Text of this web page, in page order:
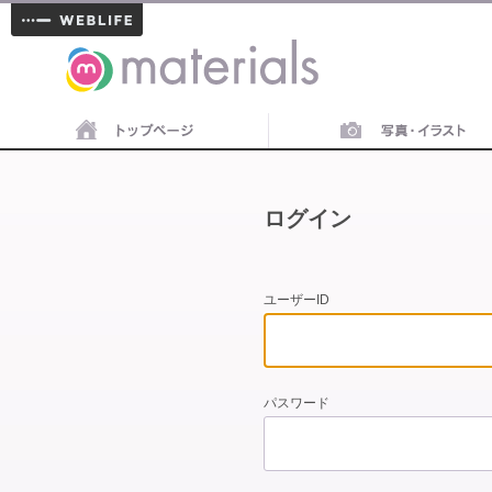
materials
ログイン
ユーザーID
パスワード